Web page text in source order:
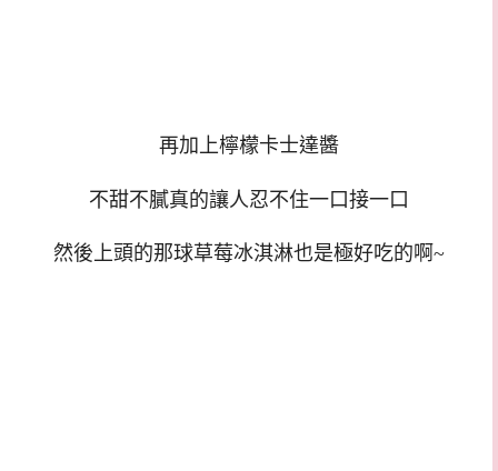
再加上檸檬卡士達醬
不甜不膩真的讓人忍不住一口接一口
然後上頭的那球草莓冰淇淋也是極好吃的啊~